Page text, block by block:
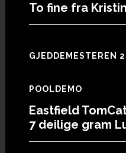
To fine fra Kristin
GJEDDEMESTEREN
POOLDEMO
Eastfield
7 deilige gram